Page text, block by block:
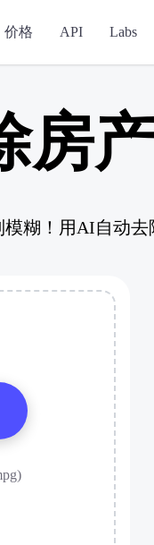
价格 API Labs
房
模糊！用AI自动去